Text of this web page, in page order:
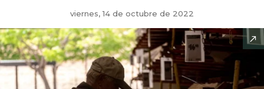
viernes, 14 de octubre de 2022